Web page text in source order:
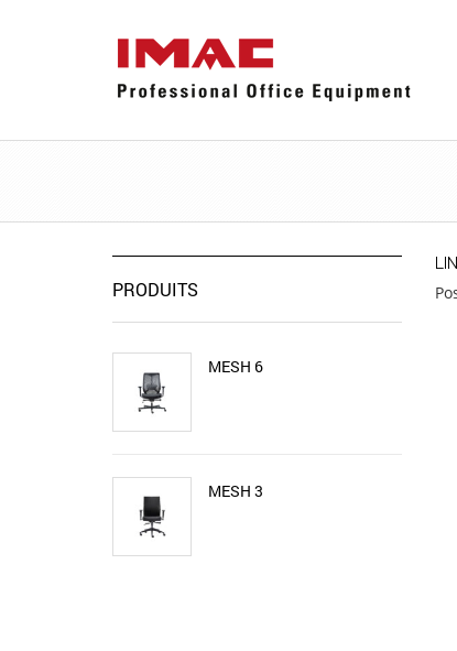
PRODUITS
MESH 6
MESH 3